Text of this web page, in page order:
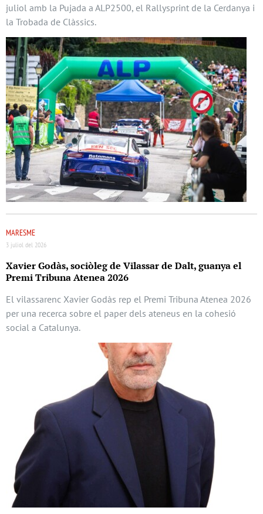
juliol amb la Pujada a ALP2500, el Rallysprint de la Cerdanya i
la Trobada de Clàssics.
MARESME
3 juliol del 2026
Xavier Godàs, sociòleg de Vilassar de Dalt, guanya el
Premi Tribuna Atenea 2026
El vilassarenc Xavier Godàs rep el Premi Tribuna Atenea 2026
per una recerca sobre el paper dels ateneus en la cohesió
social a Catalunya.